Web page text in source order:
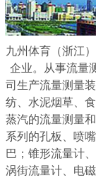
九州体育（浙江
企业。从事流量
司生产流量测量
纺、水泥烟草、
蒸汽的流量测量
系列的孔板、喷
巴；锥形流量计
涡街流量计、电